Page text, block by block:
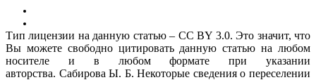
Тип лицензии на данную статью – CC BY 3.0. Это значит, что
Вы можете свободно цитировать данную статью на любом
носителе и в любом формате при указании
авторства. Сабирова Ы. Б. Некоторые сведения о переселении